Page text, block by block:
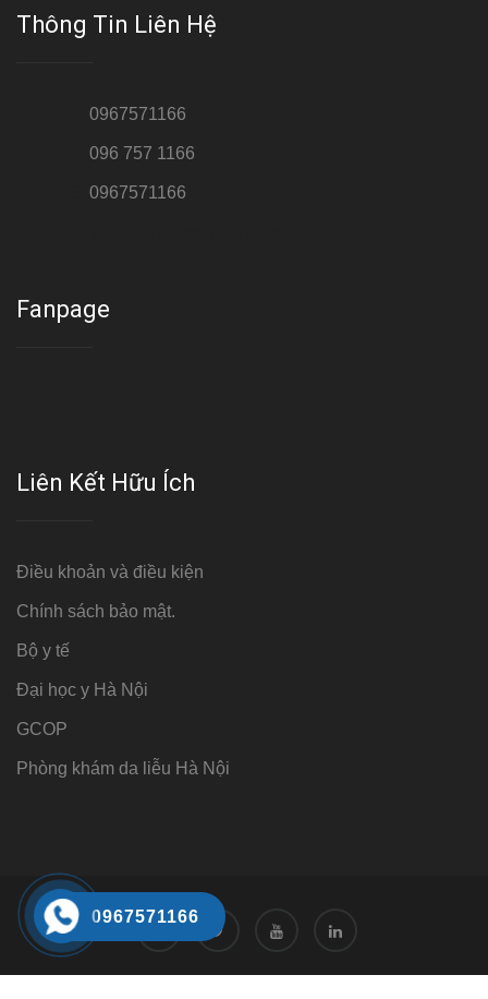
Thông Tin Liên Hệ
0967571166
096 757 1166
0967571166
Fanpage
Liên Kết Hữu Ích
Điều khoản và điều kiện
Chính sách bảo mật.
Bộ y tế
Đại học y Hà Nội
GCOP
Phòng khám da liễu Hà Nội
0967571166